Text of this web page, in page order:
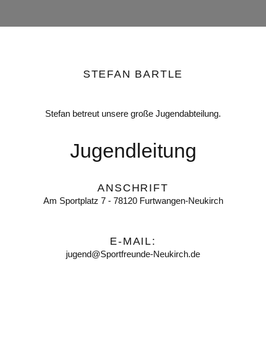
STEFAN BARTLE
Stefan betreut unsere große Jugendabteilung.
Jugendleitung
ANSCHRIFT
Am Sportplatz 7 - 78120 Furtwangen-Neukirch
E-MAIL:
jugend@Sportfreunde-Neukirch.de